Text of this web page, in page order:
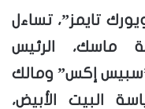
تايمز”، تساءل
ماسك، الرئيس
إكس” ومالك
البيت الأبيض،